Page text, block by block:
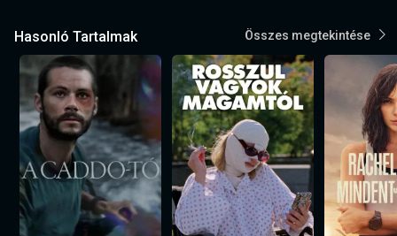
Hasonló Tartalmak Összes megtekintése